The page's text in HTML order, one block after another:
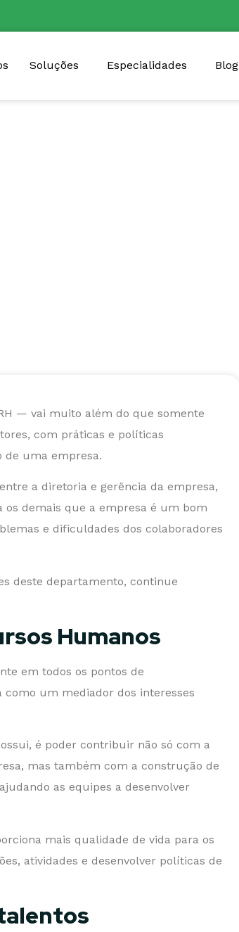
Soluções Especialidades Blog
— vai muito além do que somente
com práticas e políticas
de uma empresa.
a diretoria e gerência da empresa,
demais que a empresa é um bom
e dificuldades dos colaboradores
deste departamento, continue
Humanos
em todos os pontos de
um mediador dos interesses
é poder contribuir não só com a
mas também com a construção de
as equipes a desenvolver
mais qualidade de vida para os
atividades e desenvolver políticas de